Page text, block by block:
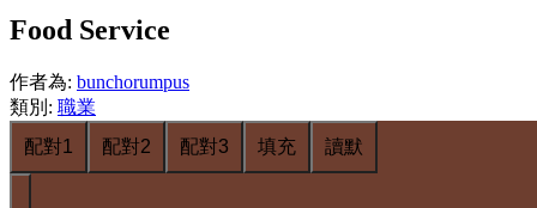
Food Service
作者為: bunchorumpus
類別 : 職業
配對1
配對2 配對3 填充 讀默